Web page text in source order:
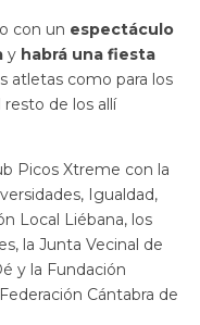
con un espectáculo
y habrá una fiesta
atletas como para los
de los allí
Picos Xtreme con la
Igualdad,
Local Liébana, los
la Junta Vecinal de
y la Fundación
Cántabra de